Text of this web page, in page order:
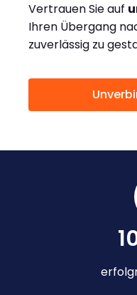
Vertrauen Sie auf
Ihren Übergang
zuverlässig zu